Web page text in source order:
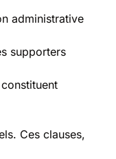
administrative
supporters
Ces clauses,